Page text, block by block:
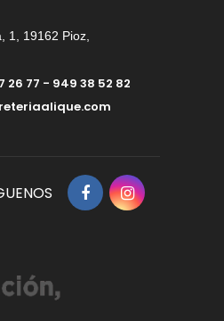
1, 19162 Pioz,
26 77 - 949 38 52 82